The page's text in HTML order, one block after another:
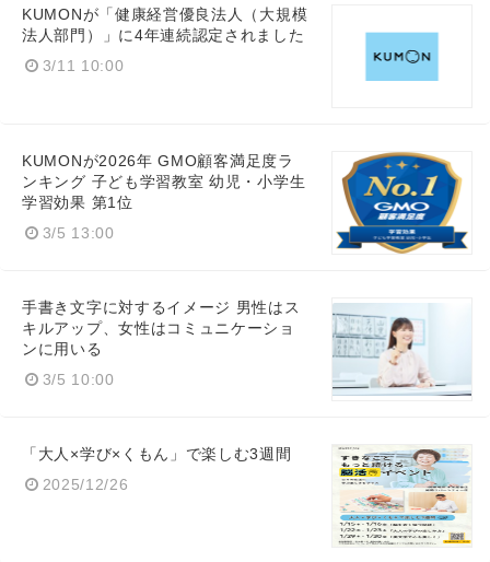
KUMONが「健康経営優良法人（大規模
法人部門）」に4年連続認定されました
3/11 10:00
KUMONが2026年 GMO顧客満足度ラ
ンキング 子ども学習教室 幼児・小学生
学習効果 第1位
3/5 13:00
手書き文字に対するイメージ 男性はス
キルアップ、女性はコミュニケーショ
ンに用いる
3/5 10:00
「大人×学び×くもん」で楽しむ3週間
2025/12/26